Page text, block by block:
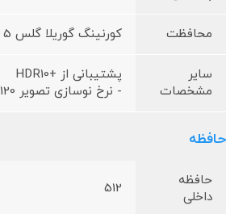
محافظت کورنینگ گوریلا گلس 5
سایر
مشخصات
پشتیبانی از +HDR10
- نرخ نوسازی تصویر 120 هرتز
حافظه
حافظه
داخلی
512